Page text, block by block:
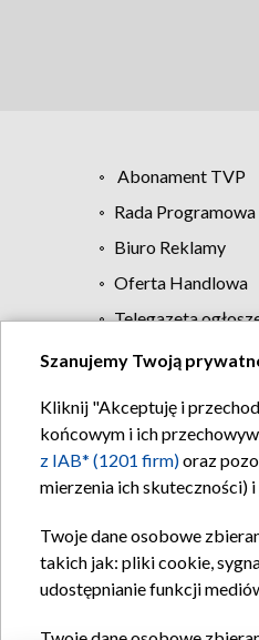
Abonament TVP
Rada Programowa
Biuro Reklamy
Oferta Handlowa
Telegazeta
Szanujemy Twoją
Kliknij "Akceptuję i
końcowym i ich
z IAB* (1201 firm)oraz
mierzenia ich skuteczności)
Twoje dane osobowe
takich jak: pliki cookie,
udostępnianie funkcji